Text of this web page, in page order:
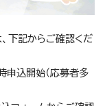
下記からご確認くだ
申込開始（応募者多